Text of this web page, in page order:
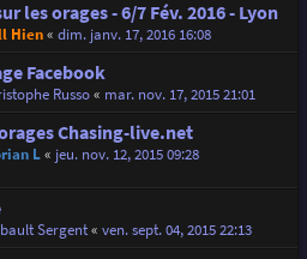
les orages - 6/7 Fév. 2016 - Lyon
Hien« dim. janv. 17, 2016 16:08
Facebook
Russo« mar. nov. 17, 2015 21:01
Chasing-live.net
L« jeu. nov. 12, 2015 09:28
Sergent« ven. sept. 04, 2015 22:13